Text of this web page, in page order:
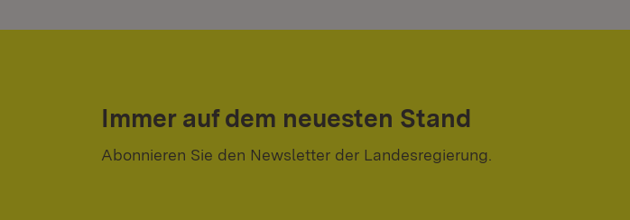
Immer auf dem neuesten Stand
Abonnieren Sie den Newsletter der Landesregierung.